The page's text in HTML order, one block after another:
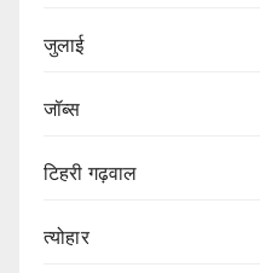
जुलाई
जॉब्स
टिहरी गढ़वाल
त्योहार